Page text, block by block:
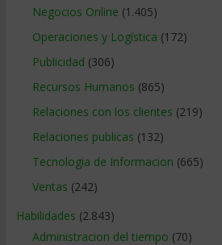
Negocios Online (1.405)
Operaciones y Logística (172)
Publicidad (306)
Recursos Humanos (865)
Relaciones con los clientes (219)
Relaciones publicas (132)
Tecnologia de Informacion (665)
Ventas (242)
Habilidades (2.843)
Administracion del tiempo (70)